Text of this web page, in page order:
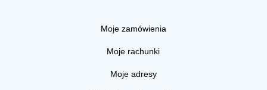
Moje zamówienia
Moje rachunki
Moje adresy